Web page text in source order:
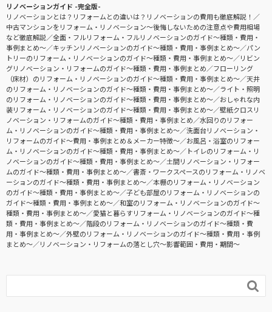
リノベーションガイド -完全版-
リノベーションとは？リフォームとの違いは？リノベーションの費用も徹底解説！
中古マンションをリフォーム・リノベーション〜後悔しないための注意点や費用相場
など徹底解説
全面・フルリフォーム・フルリノベーションのガイド〜種類・費用・
事例まとめ〜
キッチンリノベーションのガイド〜種類・費用・事例まとめ〜
パン
トリーのリフォーム・リノベーションのガイド〜種類・費用・事例まとめ〜
リビン
グリノベーション・リフォームのガイド〜種類・費用・事例まとめ
フローリング
（床材）のリフォーム・リノベーションのガイド〜種類・費用・事例まとめ〜
天井
のリフォーム・リノベーションのガイド〜種類・費用・事例まとめ〜
ライト・照明
のリフォーム・リノベーションのガイド〜種類・費用・事例まとめ〜
おしゃれな内
装リフォーム・リノベーションのガイド〜種類・費用・事例まとめ〜
壁紙クロスリ
ノベーション・リフォームのガイド〜種類・費用・事例まとめ
水回りのリフォー
ム・リノベーションのガイド〜種類・費用・事例まとめ〜
洗面台リノベーション・
リフォームのガイド〜費用・事例まとめ＆メーカー特徴〜
お風呂・浴室のリフォー
ム・リノベーションのガイド〜種類・費用・事例まとめ〜
トイレのリフォーム・リ
ノベーションのガイド〜種類・費用・事例まとめ〜
土間リノベーション・リフォー
ムのガイド〜種類・費用・事例まとめ〜
書斎・ワークスペースのリフォーム・リノベ
ーションのガイド〜種類・費用・事例まとめ〜
本棚のリフォーム・リノベーション
のガイド〜種類・費用・事例まとめ〜
子ども部屋のリフォーム・リノベーションの
ガイド〜種類・費用・事例まとめ〜
和室のリフォーム・リノベーションのガイド〜
種類・費用・事例まとめ〜
愛猫と暮らすリフォーム・リノベーションのガイド〜種
類・費用・事例まとめ〜
階段のリフォーム・リノベーションのガイド〜種類・費
用・事例まとめ〜
外壁のリフォーム・リノベーションのガイド〜種類・費用・事例
まとめ〜
リノベーション・リフォームの落とし穴～影響範囲・費用・期間～
